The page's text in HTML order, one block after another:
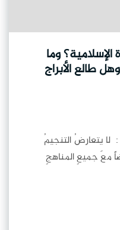
وما
طالع الأبراج
لا يتعارضُ التنجيمُ
معَ جميعِ المناهجِ